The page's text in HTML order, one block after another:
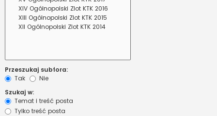
Przeszukaj subfora:
Tak
Nie
Szukaj w:
Temat i treść posta
Tylko treść posta